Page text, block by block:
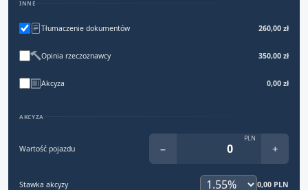
INNE
Tłumaczenie dokumentów 260,00 zł
Opinia rzeczoznawcy 350,00 zł
Akcyza 0,00 zł
AKCYZA
Wartość pojazdu −
PLN
+
Stawka akcyzy 0,00 PLN